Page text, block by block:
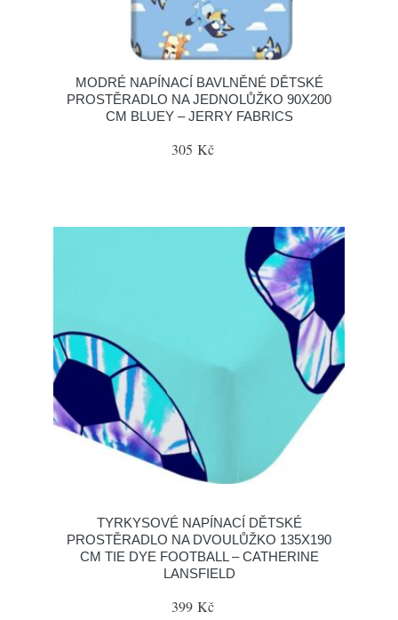
MODRÉ NAPÍNACÍ BAVLNĚNÉ DĚTSKÉ
PROSTĚRADLO NA JEDNOLŮŽKO 90X200
CM BLUEY – JERRY FABRICS
305 Kč
TYRKYSOVÉ NAPÍNACÍ DĚTSKÉ
PROSTĚRADLO NA DVOULŮŽKO 135X190
CM TIE DYE FOOTBALL – CATHERINE
LANSFIELD
399 Kč